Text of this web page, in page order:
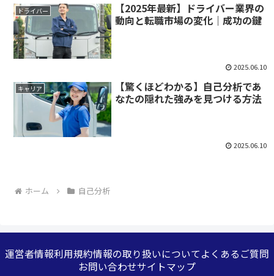
ドライバー
【2025年最新】ドライバー業界の
動向と転職市場の変化｜成功の鍵
2025.06.10
キャリア
【驚くほどわかる】自己分析であ
なたの隠れた強みを見つける方法
2025.06.10
ホーム 自己分析
運営者情報利用規約情報の取り扱いについてよくあるご質問
お問い合わせサイトマップ